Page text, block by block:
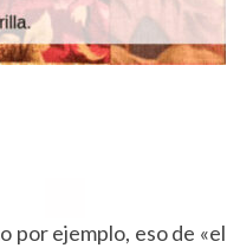
por ejemplo, eso de «el